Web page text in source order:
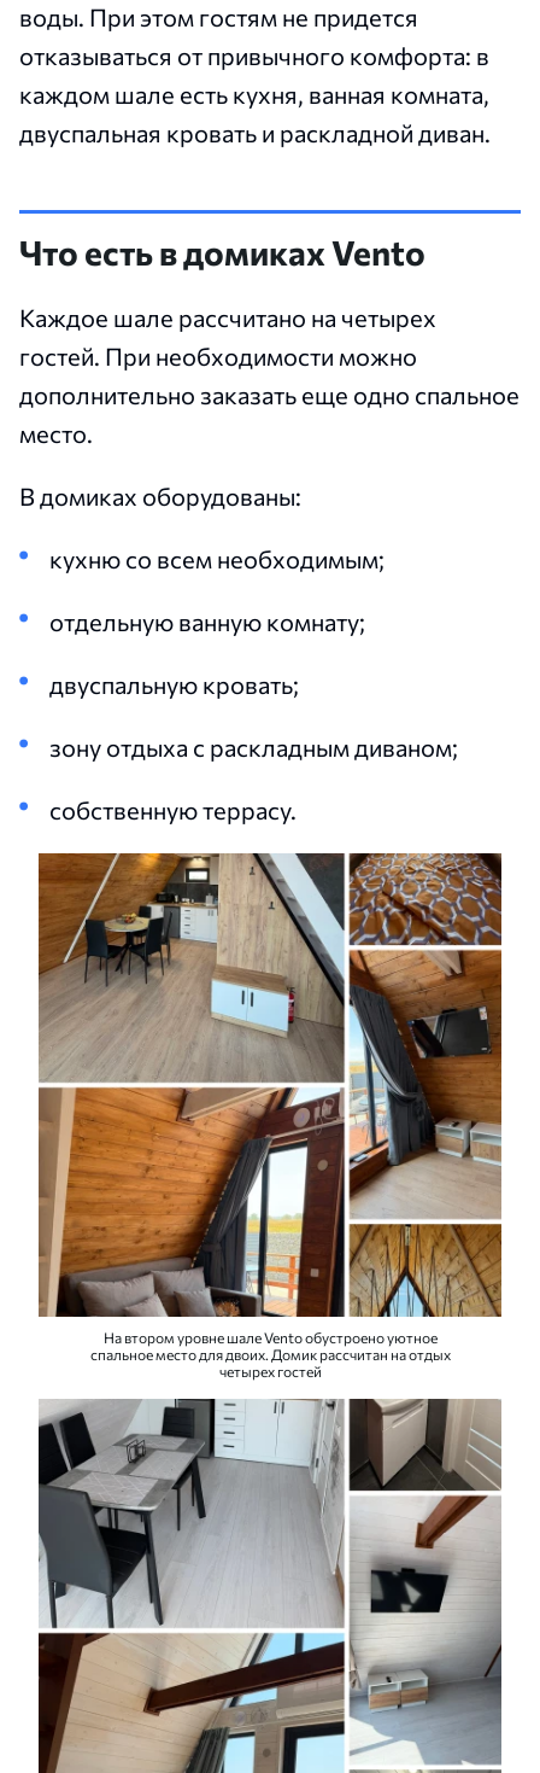
воды. При этом гостям не придется
отказываться от привычного комфорта: в
каждом шале есть кухня, ванная комната,
двуспальная кровать и раскладной диван.
Что есть в домиках Vento
Каждое шале рассчитано на четырех
гостей. При необходимости можно
дополнительно заказать еще одно спальное
место.
В домиках оборудованы:
кухню со всем необходимым;
отдельную ванную комнату;
двуспальную кровать;
зону отдыха с раскладным диваном;
собственную террасу.
На втором уровне шале Vento обустроено уютное
спальное место для двоих. Домик рассчитан на отдых
четырех гостей